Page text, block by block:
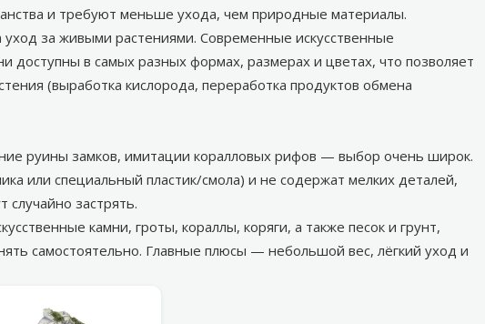
и требуют меньше ухода, чем природные материалы.
уход за живыми растениями. Современные искусственные
доступны в самых разных формах, размерах и цветах, что позволяет
(выработка кислорода, переработка продуктов обмена
руины замков, имитации коралловых рифов — выбор очень широк.
или специальный пластик/смола) и не содержат мелких деталей,
застрять.
камни, гроты, кораллы, коряги, а также песок и грунт,
самостоятельно. Главные плюсы — небольшой вес, лёгкий уход и